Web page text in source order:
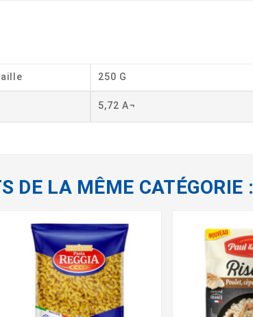
250 G
5,72 A¬
DE LA MÊME CATÉGORIE :